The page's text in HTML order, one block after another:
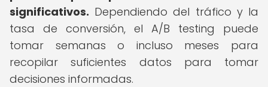
significativos. Dependiendo del tráfico y la
tasa de conversión, el A/B testing puede
tomar semanas o incluso meses para
recopilar suficientes datos para tomar
decisiones informadas.